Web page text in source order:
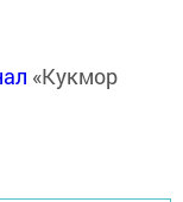
«Кукмор